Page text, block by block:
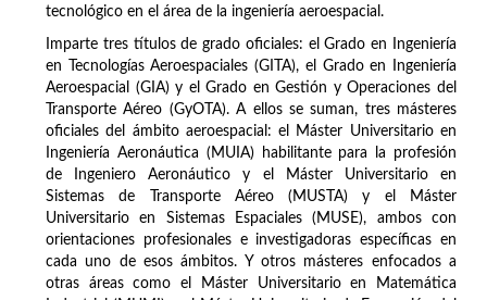
tecnológico en el área de la ingeniería aeroespacial.
Imparte tres títulos de grado oficiales: el Grado en Ingeniería
en Tecnologías Aeroespaciales (GITA), el Grado en Ingeniería
Aeroespacial (GIA) y el Grado en Gestión y Operaciones del
Transporte Aéreo (GyOTA). A ellos se suman, tres másteres
oficiales del ámbito aeroespacial: el Máster Universitario en
Ingeniería Aeronáutica (MUIA) habilitante para la profesión
de Ingeniero Aeronáutico y el Máster Universitario en
Sistemas de Transporte Aéreo (MUSTA) y el Máster
Universitario en Sistemas Espaciales (MUSE), ambos con
orientaciones profesionales e investigadoras específicas en
cada uno de esos ámbitos. Y otros másteres enfocados a
otras áreas como el Máster Universitario en Matemática